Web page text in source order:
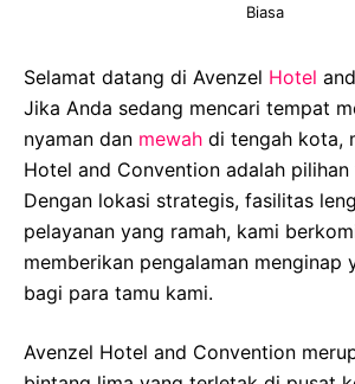
Biasa
Selamat datang di Avenzel Hotel
Jika Anda sedang mencari tempat
nyaman dan mewah di tengah kota,
Hotel and Convention adalah
Dengan lokasi strategis, fasilitas
pelayanan yang ramah, kami
memberikan pengalaman menginap
bagi para tamu kami.
Avenzel Hotel and Convention